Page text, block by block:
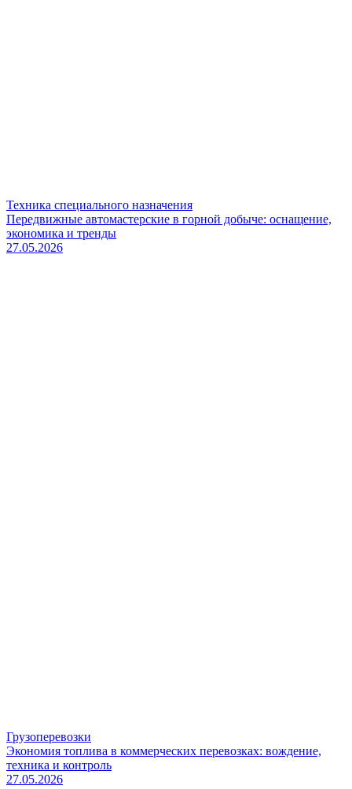
Техника специального назначения
Передвижные автомастерские в горной добыче: оснащение,
экономика и тренды
27.05.2026
Грузоперевозки
Экономия топлива в коммерческих перевозках: вождение,
техника и контроль
27.05.2026